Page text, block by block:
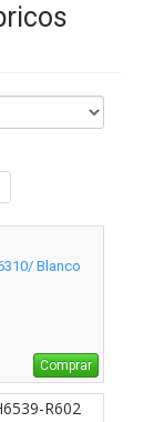
Blanco
Comprar
R602